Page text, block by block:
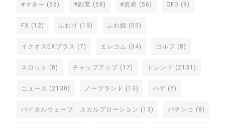
#マネー (56) #副業 (58) #資産 (56) CFD (9)
FX (12) ふわり (19) ふわ姫 (55)
イクオスEXプラス (7) エレコム (34) ゴルフ (8)
スロット (8) チャップアップ (17) トレンド (2131)
ニュース (2130) ノーブランド (13) ハゲ (7)
バイタルウェーブ スカルプローション (13) パチンコ (8)